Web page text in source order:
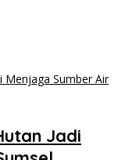
Jadi